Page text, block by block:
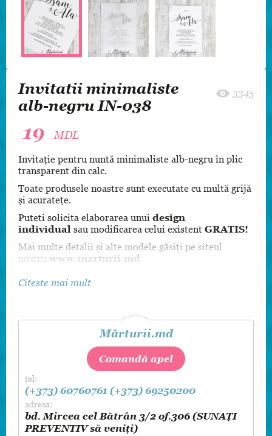
Invitatii minimaliste
alb-negru IN-038
3345
19 MDL
Invitație pentru nuntă minimaliste alb-negru în plic
transparent din calc.
Toate produsele noastre sunt executate cu multă grijă
și acuratețe.
Puteti solicita elaborarea unui design
individual sau modificarea celui existent GRATIS!
Mai multe detalii și alte modele găsiți pe siteul
nostru www.marturii.md
Citeste mai mult
Mărturii.md
Comandă apel
tel:
(+373) 60760761 (+373) 69250200
adresa:
bd. Mircea cel Bătrân 3/2 of.306 (SUNAȚI
PREVENTIV să veniți)